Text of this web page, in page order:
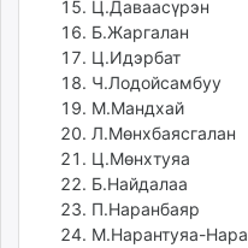
Ц.Даваасүрэн
Б.Жаргалан
Ц.Идэрбат
Ч.Лодойсамбуу
М.Мандхай
Л.Мөнхбаясгалан
Ц.Мөнхтуяа
Б.Найдалаа
П.Наранбаяр
М.Нарантуяа-Нара